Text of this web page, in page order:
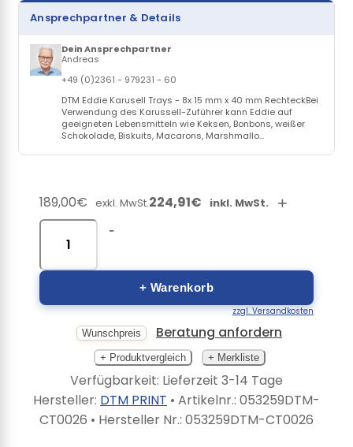
Ansprechpartner & Details
Dein Ansprechpartner
Andreas
+49 (0)2361 - 979231 - 60
DTM Eddie Karusell Trays - 8x 15 mm x 40 mm RechteckBei
Verwendung des Karussell-Zuführer kann Eddie auf
geeigneten Lebensmitteln wie Keksen, Bonbons, weißer
Schokolade, Biskuits, Macarons, Marshmallo...
189,00€ exkl. MwSt.224,91€ inkl. MwSt.
+
-
+ Warenkorb
zzgl. Versandkosten
Wunschpreis
Beratung anfordern
+ Produktvergleich + Merkliste
Verfügbarkeit: Lieferzeit 3-14 Tage
Hersteller: DTM PRINT • Artikelnr.: 053259DTM-
CT0026 • Hersteller Nr.: 053259DTM-CT0026